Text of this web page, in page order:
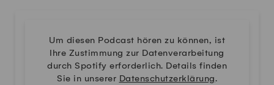
Um diesen Podcast hören zu können, ist
Ihre Zustimmung zur Datenverarbeitung
durch Spotify erforderlich. Details finden
Sie in unserer Datenschutzerklärung.